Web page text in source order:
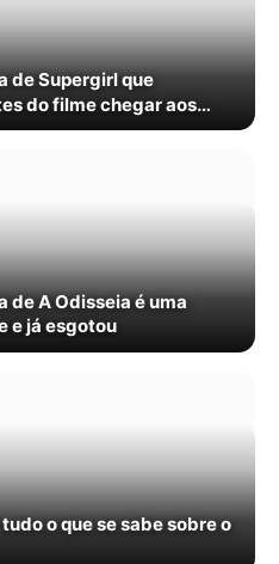
de Supergirl que
do filme chegar aos
de A Odisseia é uma
e já esgotou
o que se sabe sobre o